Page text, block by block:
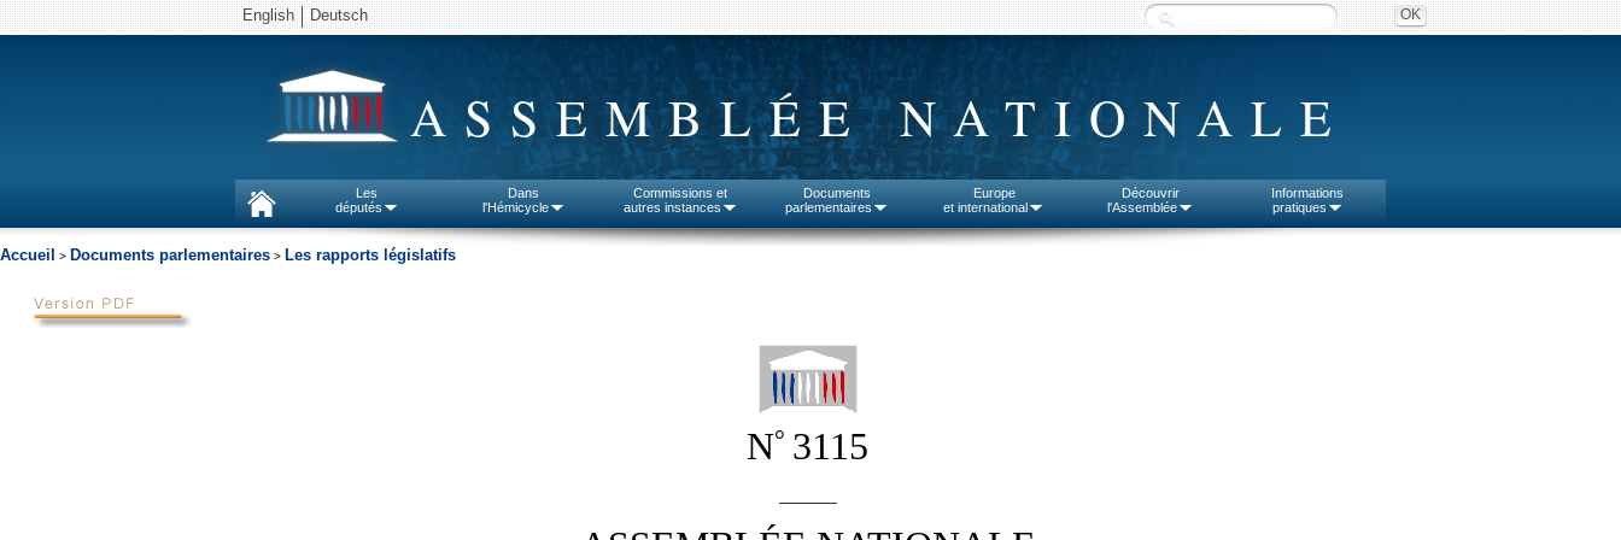
English Deutsch
ASSEMBLÉE NATIONALE
Les
députés
Dans
l'Hémicycle
Commissions et
autres instances
Documents
parlementaires
Europe
et international
Découvrir
l'Assemblée
Informations
pratiques
Accueil > Documents parlementaires > Les rapports législatifs
N° 3115